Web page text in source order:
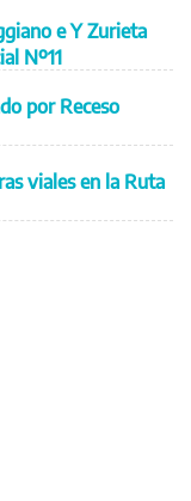
e Y Zurieta
Nº11
por Receso
viales en la Ruta